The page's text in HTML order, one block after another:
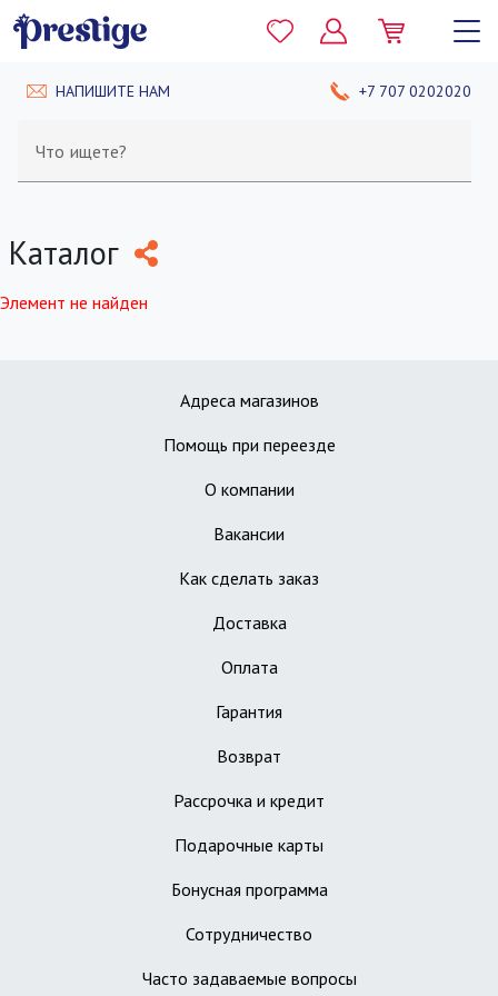
НАПИШИТЕ НАМ +7 707 0202020
Что ищете?
Каталог
Элемент не найден
Адреса магазинов
Помощь при переезде
О компании
Вакансии
Как сделать заказ
Доставка
Оплата
Гарантия
Возврат
Рассрочка и кредит
Подарочные карты
Бонусная программа
Сотрудничество
Часто задаваемые вопросы